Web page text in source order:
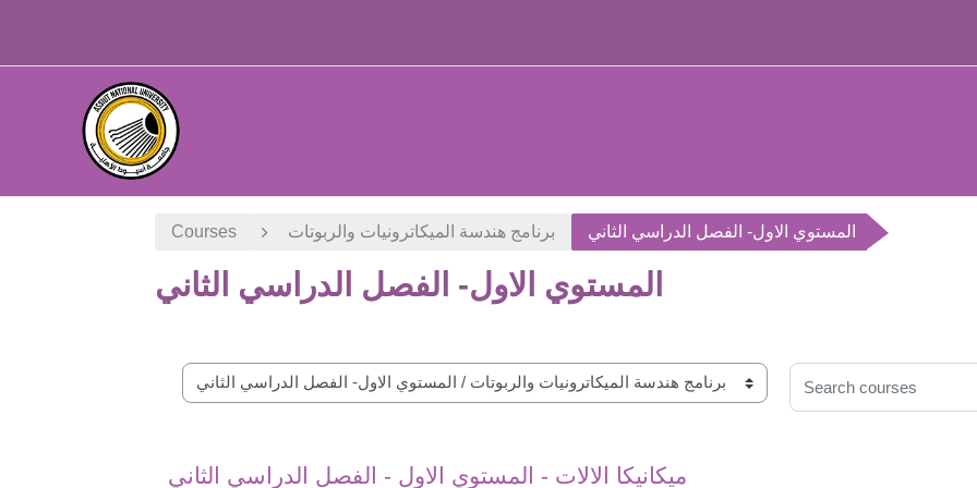
Courses برنامج هندسة الميكاترونيات والربوتات المستوي الاول- الفصل الدراسي الثاني
المستوي الاول- الفصل الدراسي الثاني
Course categories
Search courses
ميكانيكا الالات - المستوي الاول - الفصل الدراسي الثاني